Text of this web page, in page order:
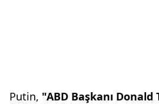
Putin, "ABD Başkanı